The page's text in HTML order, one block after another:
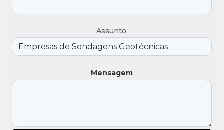
Assunto:
Mensagem